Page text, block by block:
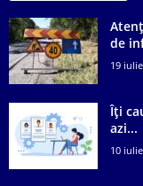
de
19
Îți
azi...
10